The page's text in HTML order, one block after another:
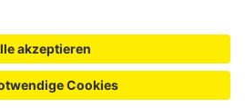
Alle Rechte vorbehalten.